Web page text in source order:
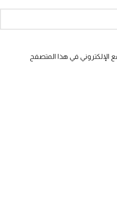
الإلكتروني في هذا المتصفح